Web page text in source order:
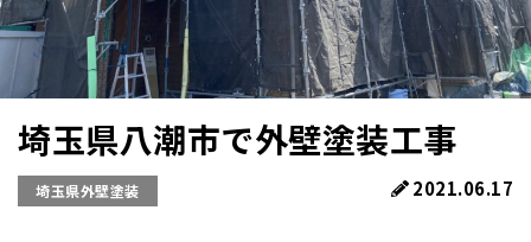
埼玉県八潮市で外壁塗装工事
埼玉県外壁塗装 2021.06.17